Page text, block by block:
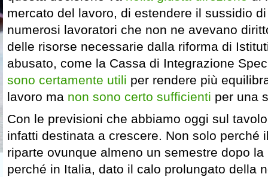
mercato del lavoro, di estendere il sussidio
numerosi lavoratori che non ne avevano
delle risorse necessarie dalla riforma di
abusato, come la Cassa di Integrazione
sono certamente utili per rendere più
lavoro ma non sono certo sufficienti per una
Con le previsioni che abbiamo oggi sul
infatti destinata a crescere. Non solo perché
riparte ovunque almeno un semestre dopo
perché in Italia, dato il calo prolungato della